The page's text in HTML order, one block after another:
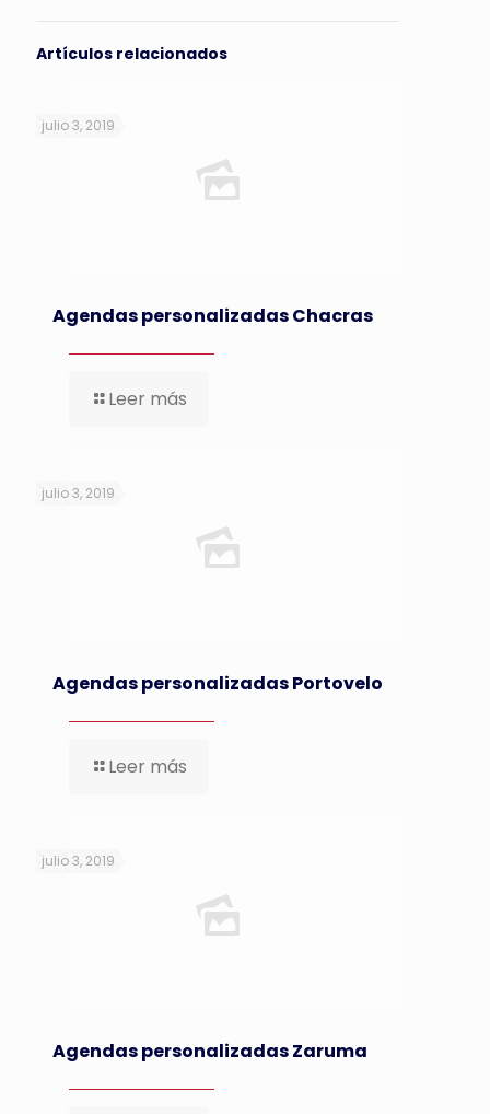
Artículos relacionados
julio 3, 2019
Agendas personalizadas Chacras
Leer más
julio 3, 2019
Agendas personalizadas Portovelo
Leer más
julio 3, 2019
Agendas personalizadas Zaruma